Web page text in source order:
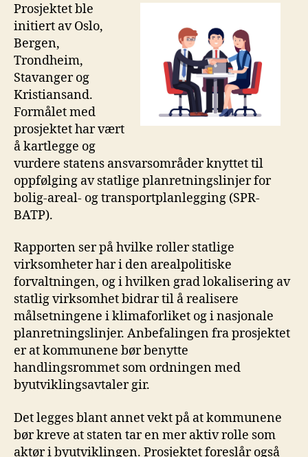
Prosjektet ble
initiert av Oslo,
Bergen,
Trondheim,
Stavanger og
Kristiansand.
Formålet med
prosjektet har vært
å kartlegge og
vurdere statens ansvarsområder knyttet til
oppfølging av statlige planretningslinjer for
bolig-areal- og transportplanlegging (SPR-
BATP).
Rapporten ser på hvilke roller statlige
virksomheter har i den arealpolitiske
forvaltningen, og i hvilken grad lokalisering av
statlig virksomhet bidrar til å realisere
målsetningene i klimaforliket og i nasjonale
planretningslinjer. Anbefalingen fra prosjektet
er at kommunene bør benytte
handlingsrommet som ordningen med
byutviklingsavtaler gir.
Det legges blant annet vekt på at kommunene
bør kreve at staten tar en mer aktiv rolle som
aktør i byutviklingen. Prosjektet foreslår også